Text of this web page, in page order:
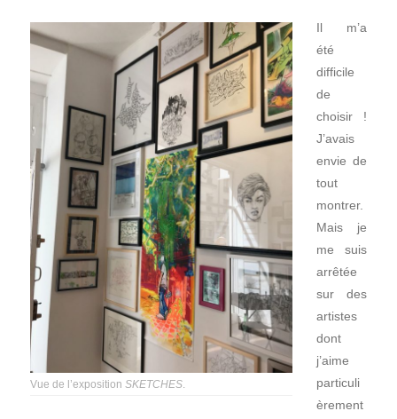
Vue de l’expositionSKETCHES.
Il m’a
été
difficile
de
choisir !
J’avais
envie de
tout
montrer.
Mais je
me suis
arrêtée
sur des
artistes
dont
j’aime
particuli
èrement